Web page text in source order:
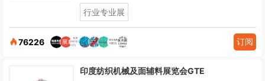
行业专业展
76226 订阅
印度纺织机械及面辅料展览会GTE